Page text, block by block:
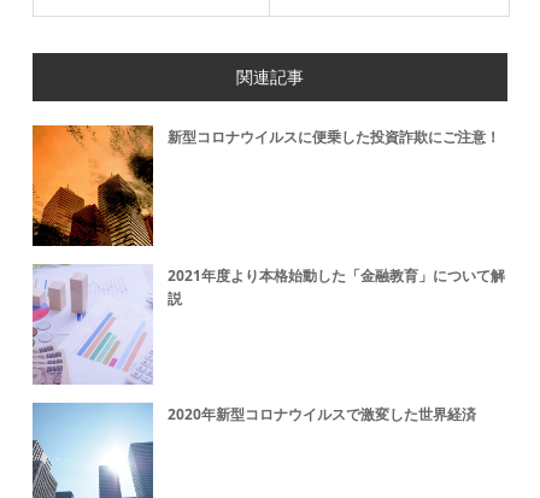
関連記事
新型コロナウイルスに便乗した投資詐欺にご注意！
2021年度より本格始動した「金融教育」について解
説
2020年新型コロナウイルスで激変した世界経済